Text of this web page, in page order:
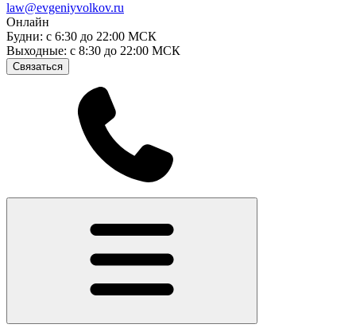
law@evgeniyvolkov.ru
Онлайн
Будни: с 6:30 до 22:00 МСК
Выходные: с 8:30 до 22:00 МСК
Связаться